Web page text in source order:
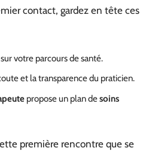
contact, gardez en tête ces
votre parcours de santé.
et la transparence du praticien.
propose un plan desoins
première rencontre que se